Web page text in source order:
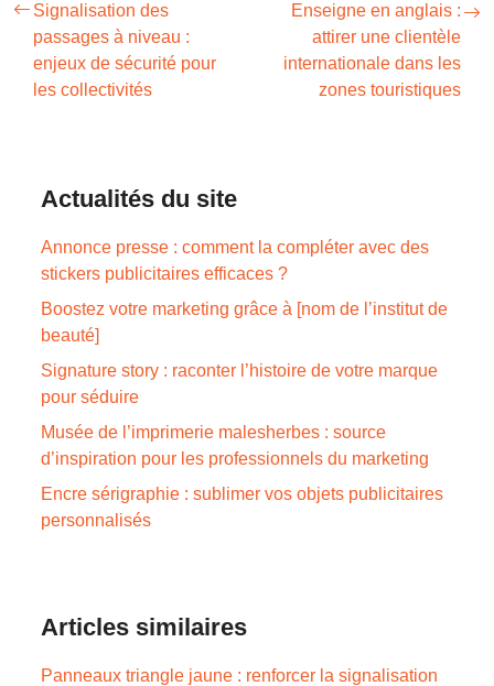
Signalisation des
passages à niveau :
enjeux de sécurité pour
les collectivités
Enseigne en anglais :
attirer une clientèle
internationale dans les
zones touristiques
Actualités du site
Annonce presse : comment la compléter avec des
stickers publicitaires efficaces ?
Boostez votre marketing grâce à [nom de l’institut de
beauté]
Signature story : raconter l’histoire de votre marque
pour séduire
Musée de l’imprimerie malesherbes : source
d’inspiration pour les professionnels du marketing
Encre sérigraphie : sublimer vos objets publicitaires
personnalisés
Articles similaires
Panneaux triangle jaune : renforcer la signalisation